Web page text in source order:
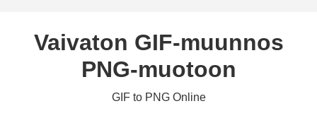
Vaivaton GIF-muunnos
PNG-muotoon
GIF to PNG Online